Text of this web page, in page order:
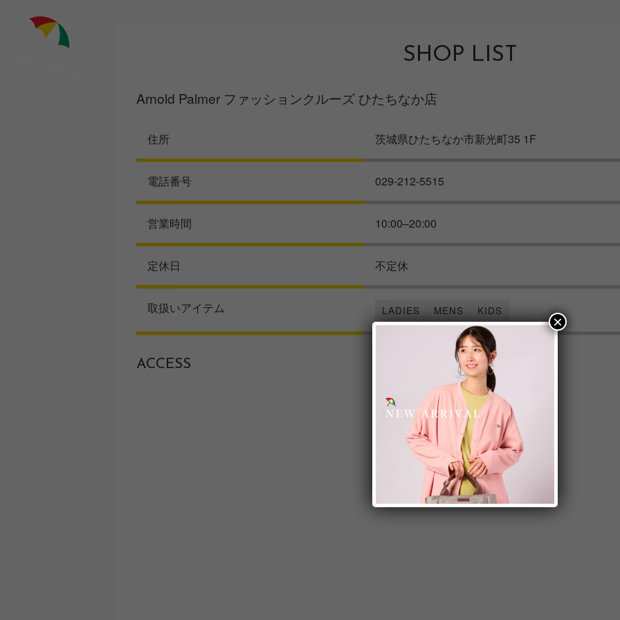
SHOP LIST
Arnold Palmer ファッションクルーズ ひたちなか店
住所 茨城県ひたちなか市新光町35 1F
電話番号 029-212-5515
営業時間 10:00–20:00
定休日 不定休
取扱いアイテム LADIES MENS KIDS
ACCESS
×